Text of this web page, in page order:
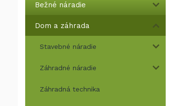
Bežné náradie
Dom a záhrada
Stavebné náradie
Záhradné náradie
Záhradná technika